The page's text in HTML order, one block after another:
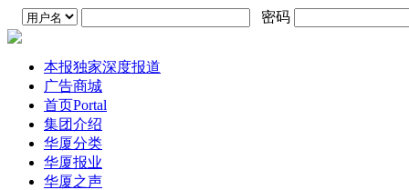
密码
本报独家深度报道
广告商城
首页Portal
集团介绍
华厦分类
华厦报业
华厦之声